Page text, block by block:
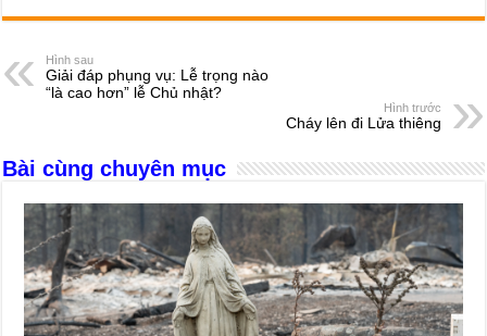
c
e
b
o
k
ss
e
n
er
at
A
p
e
a
d
er ail ar
Hình sau
Giải đáp phụng vụ: Lễ trọng nào
“là cao hơn” lễ Chủ nhật?
Hình trước
Cháy lên đi Lửa thiêng
Bài cùng chuyên mục